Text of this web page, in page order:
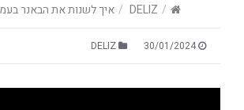
/
DELIZ
/ איך לשנות את הבאנר
30/01/2024
DELIZ